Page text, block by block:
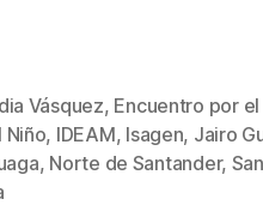
Vásquez, Encuentro por
Niño, IDEAM, Isagen, Jairo
, Norte de Santander,